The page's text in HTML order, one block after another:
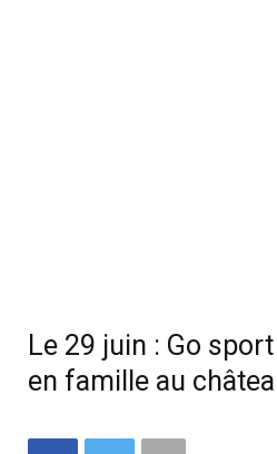
Le 29 juin : Go
en famille au